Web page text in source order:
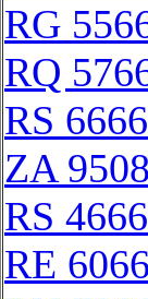
RG
RQ
RS
ZA
RS
RE